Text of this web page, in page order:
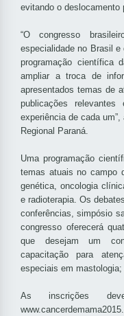
evitando o deslocamento
“O congresso
especialidade no Brasil e
programação científica
ampliar a troca de
apresentados temas de
publicações
experiência de cada
Regional Paraná.
Uma programação
temas atuais no campo
genética, oncologia
e radioterapia. Os
conferências, simpósio
congresso oferecerá
que desejam um
capacitação para
especiais em
As inscrições